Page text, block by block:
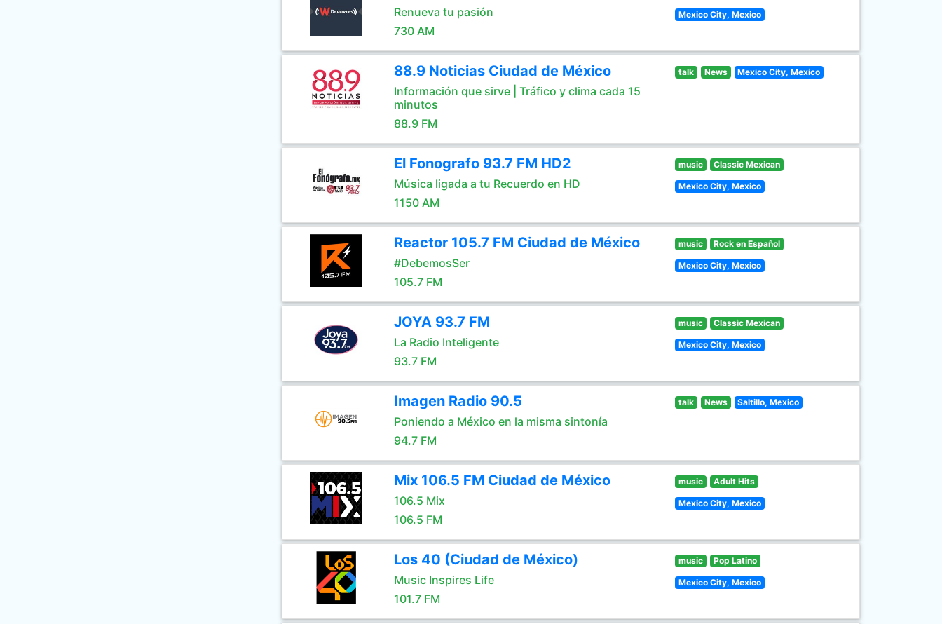
Renueva tu pasión
730 AM
Mexico City, Mexico
88.9 Noticias Ciudad de México
Información que sirve | Tráfico y clima cada 15
minutos
88.9 FM
talk News Mexico City, Mexico
El Fonografo 93.7 FM HD2
Música ligada a tu Recuerdo en HD
1150 AM
music Classic Mexican
Mexico City, Mexico
Reactor 105.7 FM Ciudad de México
#DebemosSer
105.7 FM
music Rock en Español
Mexico City, Mexico
JOYA 93.7 FM
La Radio Inteligente
93.7 FM
music Classic Mexican
Mexico City, Mexico
Imagen Radio 90.5
Poniendo a México en la misma sintonía
94.7 FM
talk News Saltillo, Mexico
Mix 106.5 FM Ciudad de México
106.5 Mix
106.5 FM
music Adult Hits
Mexico City, Mexico
Los 40 (Ciudad de México)
Music Inspires Life
101.7 FM
music Pop Latino
Mexico City, Mexico